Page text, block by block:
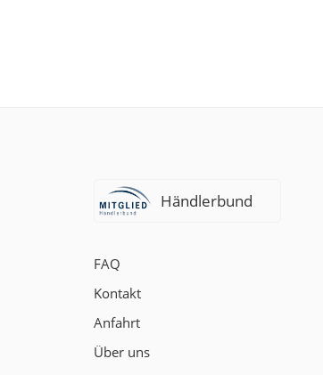
Händlerbund
FAQ
Kontakt
Anfahrt
Über uns